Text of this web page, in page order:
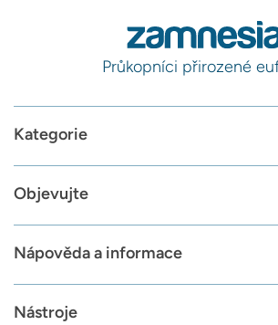
Průkopníci přirozené
Kategorie
Objevujte
Nápověda a informace
Nástroje